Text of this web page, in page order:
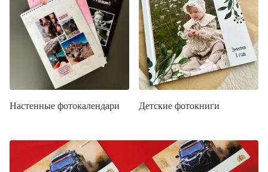
Настенные фотокалендари Детские фотокниги